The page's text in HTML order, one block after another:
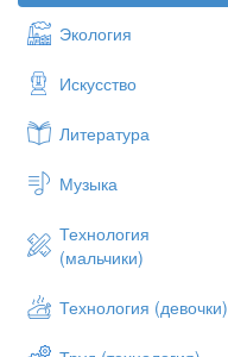
Экология
Искусство
Литература
Музыка
Технология
(мальчики)
Технология (девочки)